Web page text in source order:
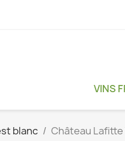
VINS
blanc Château Lafitte